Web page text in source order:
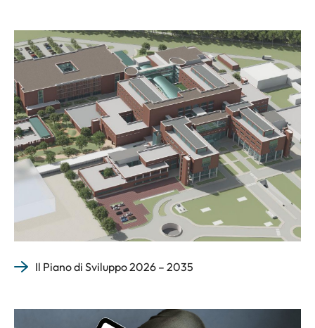
Il Piano di Sviluppo 2026 – 2035